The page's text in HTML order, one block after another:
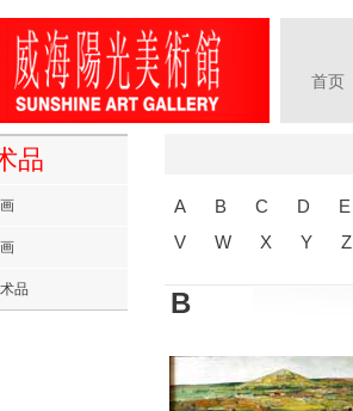
首页
品
品
A B C D E
V
W X Y Z
B